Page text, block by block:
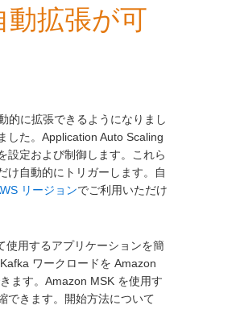
拡張が可
的に拡張できるようになりまし
した。Application Auto Scaling
設定および制御します。これら
け自動的にトリガーします。自
リージョンでご利用いただけ
用するアプリケーションを簡
ワークロードを Amazon
ます。Amazon MSK を使用す
できます。開始方法について